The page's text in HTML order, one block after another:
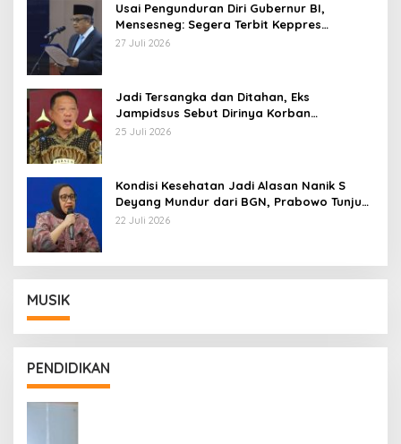
Usai Pengunduran Diri Gubernur BI,
Mensesneg: Segera Terbit Keppres
Pemberhentian dengan Hormat
27 Juli 2026
Jadi Tersangka dan Ditahan, Eks
Jampidsus Sebut Dirinya Korban
Kriminalisasi
25 Juli 2026
Kondisi Kesehatan Jadi Alasan Nanik S
Deyang Mundur dari BGN, Prabowo Tunjuk
Wamentan Sudaryono
22 Juli 2026
MUSIK
PENDIDIKAN